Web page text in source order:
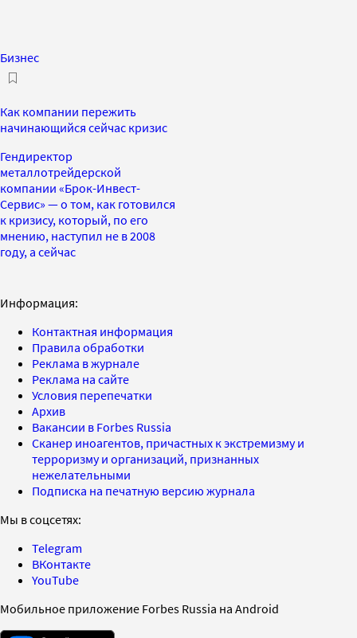
Бизнес
Как компании пережить
начинающийся сейчас кризис
Гендиректор
металлотрейдерской
компании «Брок-Инвест-
Сервис» — о том, как готовился
к кризису, который, по его
мнению, наступил не в 2008
году, а сейчас
Информация:
Контактная информация
Правила обработки
Реклама в журнале
Реклама на сайте
Условия перепечатки
Архив
Вакансии в Forbes Russia
Сканер иноагентов, причастных к экстремизму и
терроризму и организаций, признанных
нежелательными
Подписка на печатную версию журнала
Мы в соцсетях:
Telegram
ВКонтакте
YouTube
Мобильное приложение Forbes Russia на Android